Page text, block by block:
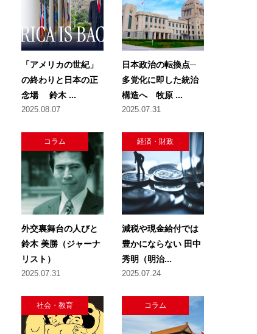
「アメリカの世紀」
の終わりと日本の正
念場 鈴木 ...
2025.08.07
日本政治の転換点─
多党化に即した統治
構造へ 牧原 ...
2025.07.31
コラム
外交裏舞台の人びと
鈴木 美勝（ジャーナ
リスト）
2025.07.31
経済・財政
減税や現金給付では
豊かにならない 田中
秀明（明治...
2025.07.24
社会・教育 コラム